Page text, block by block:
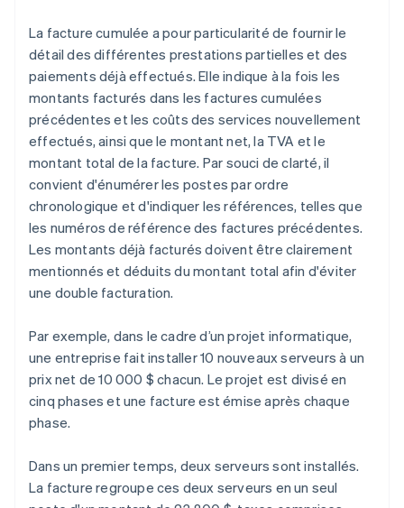
La facture cumulée a pour particularité de fournir le
détail des différentes prestations partielles et des
paiements déjà effectués. Elle indique à la fois les
montants facturés dans les factures cumulées
précédentes et les coûts des services nouvellement
effectués, ainsi que le montant net, la TVA et le
montant total de la facture. Par souci de clarté, il
convient d'énumérer les postes par ordre
chronologique et d'indiquer les références, telles que
les numéros de référence des factures précédentes.
Les montants déjà facturés doivent être clairement
mentionnés et déduits du montant total afin d'éviter
une double facturation.
Par exemple, dans le cadre d’un projet informatique,
une entreprise fait installer 10 nouveaux serveurs à un
prix net de 10 000 $ chacun. Le projet est divisé en
cinq phases et une facture est émise après chaque
phase.
Dans un premier temps, deux serveurs sont installés.
La facture regroupe ces deux serveurs en un seul